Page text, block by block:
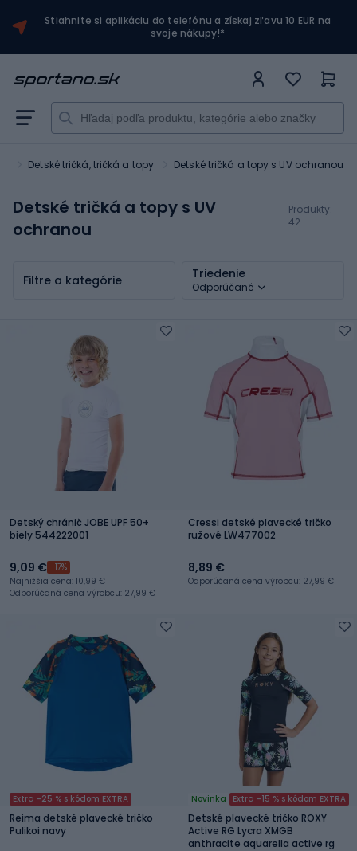
Stiahnite si aplikáciu do telefónu a získaj zľavu 10 EUR na
svoje nákupy!*
Detské tričká, tričká a topy Detské tričká a topy s UV ochranou
Detské tričká a topy s UV
ochranou
Produkty:
42
Filtre a kategórie Triedenie
Odporúčané
Detský chránič JOBE UPF 50+
biely 544222001
9,09 € -17%
Najnižšia cena: 10,99 €
Odporúčaná cena výrobcu: 27,99 €
Cressi detské plavecké tričko
ružové LW477002
8,89 €
Odporúčaná cena výrobcu: 27,99 €
Extra -25 % s kódom EXTRA
Reima detské plavecké tričko
Pulikoi navy
Novinka Extra -15 % s kódom EXTRA
Detské plavecké tričko ROXY
Active RG Lycra XMGB
anthracite aquarella active rg